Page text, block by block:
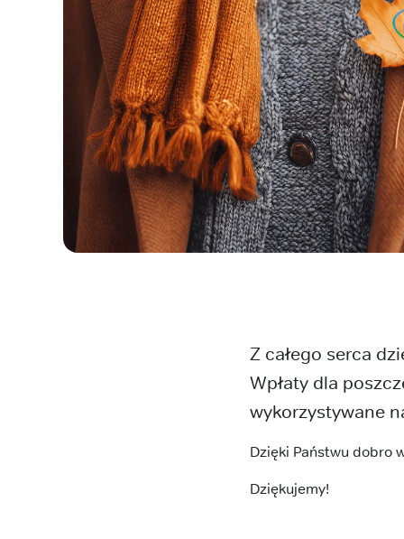
Z całego serca
Wpłaty dla
wykorzystywane
Dzięki Państwu dobro
Dziękujemy!